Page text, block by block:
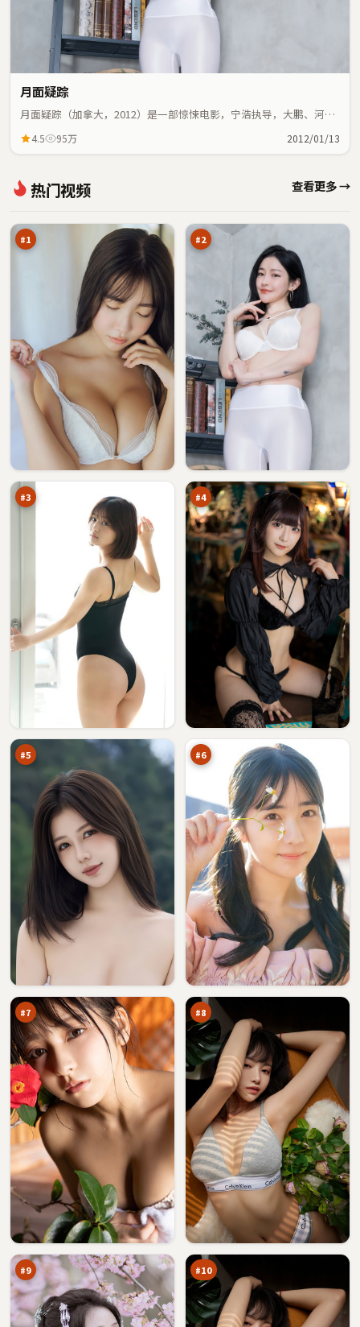
月面疑踪
月面疑踪（加拿大，2012）是一部惊悚电影，宁浩执导，大鹏、河正
4.5 95万 2012/01/13
热门视频 查看更多 →
#1
锋
十
口
97
#2
#3
白
昼
攻万
#4
火
十
字
口
93
万
#5
信
万
#6
凶万
#7
星
人万
#8
沉
舟
十
字
口
89
万
#9
零
号
追
踪
87
万
#10
边
城
围
猎
87
万